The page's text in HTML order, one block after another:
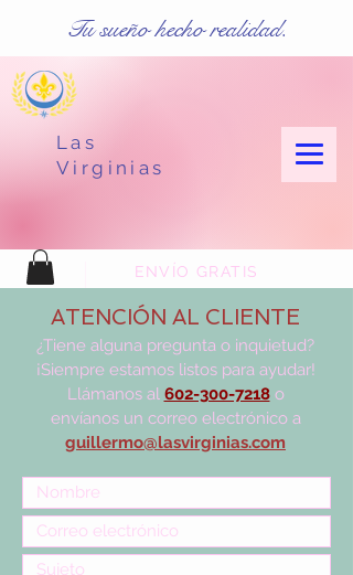
Las
Virginias
ENVÍO GRATIS
Tu sueño hecho realidad.
ATENCIÓN AL CLIENTE
¿Tiene alguna pregunta o inquietud?
¡Siempre estamos listos para ayudar!
Llámanos al 602-300-7218o
envíanos un correo electrónico a
guillermo@lasvirginias.com